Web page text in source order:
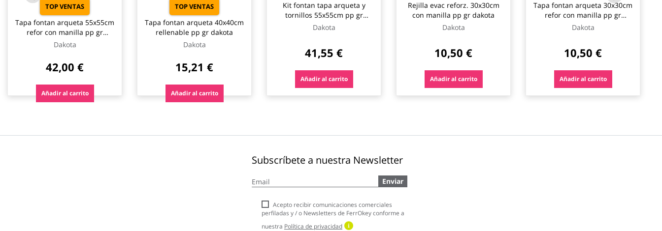
TOP VENTAS
Tapa fontan arqueta 55x55cm
refor con manilla pp gr
dakota
Dakota
42,00 €
Añadir al carrito
TOP VENTAS
Tapa fontan arqueta 40x40cm
rellenable pp gr dakota
Dakota
15,21 €
Añadir al carrito
Kit fontan tapa arqueta y
tornillos 55x55cm pp gr
dakota
Dakota
41,55 €
Añadir al carrito
Rejilla evac reforz. 30x30cm
con manilla pp gr dakota
Dakota
10,50 €
Añadir al carrito
Tapa fontan arqueta 30x30cm
refor con manilla pp gr
dakota
Dakota
10,50 €
Añadir al carrito
Subscríbete a nuestra Newsletter
a
boletín
noticias:
Enviar
Acepto recibir comunicaciones comerciales
perfiladas y / o Newsletters de FerrOkey conforme a
nuestra Política de privacidad